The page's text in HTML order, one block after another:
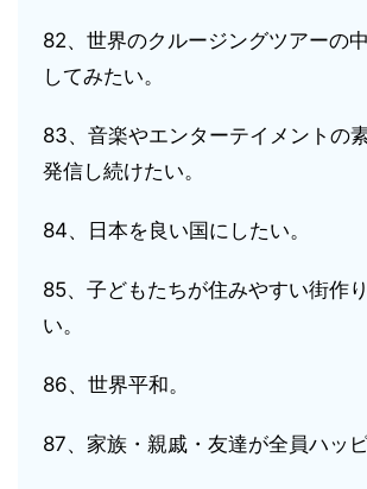
82、世界のクルージングツアーの
してみたい。
83、音楽やエンターテイメントの
発信し続けたい。
84、日本を良い国にしたい。
85、子どもたちが住みやすい街作
い。
86、世界平和。
87、家族・親戚・友達が全員ハッピ